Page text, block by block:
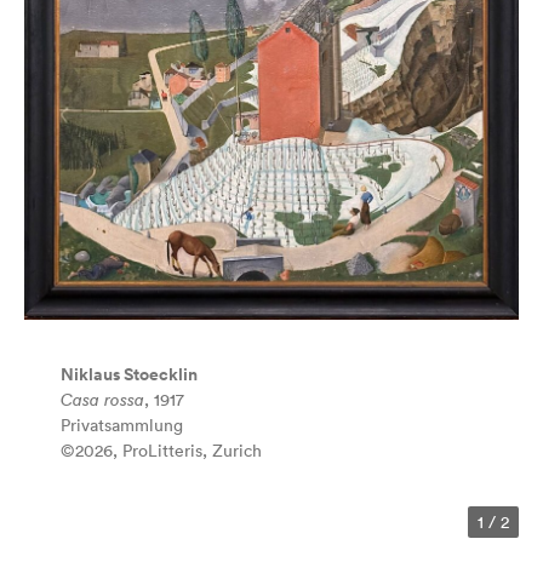
Niklaus Stoecklin
Casa rossa, 1917
Privatsammlung
©2026, ProLitteris, Zurich
1 / 2